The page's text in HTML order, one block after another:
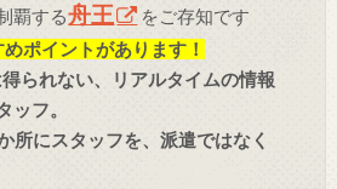
覇する舟王
をご存知です
ポイントがあります！
られない、リアルタイムの情報
ッフ。
所にスタッフを、派遣ではなく